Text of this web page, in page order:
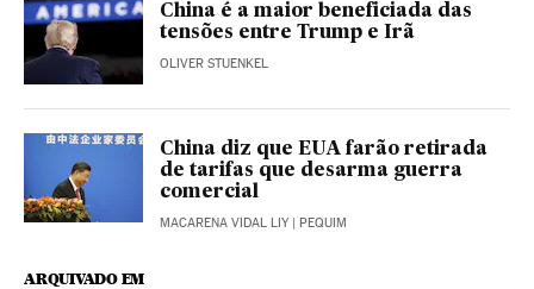
China é a maior beneficiada das
tensões entre Trump e Irã
OLIVER STUENKEL
China diz que EUA farão retirada
de tarifas que desarma guerra
comercial
MACARENA VIDAL LIY | PEQUIM
ARQUIVADO EM